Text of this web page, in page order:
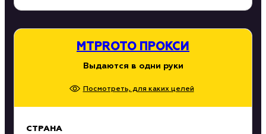
MTPROTO ПРОКСИ
Выдаются в одни руки
Посмотреть, для каких целей
СТРАНА